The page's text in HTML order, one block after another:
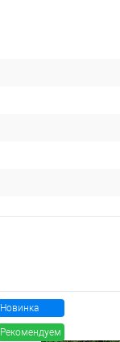
Новинка
Рекомендуем